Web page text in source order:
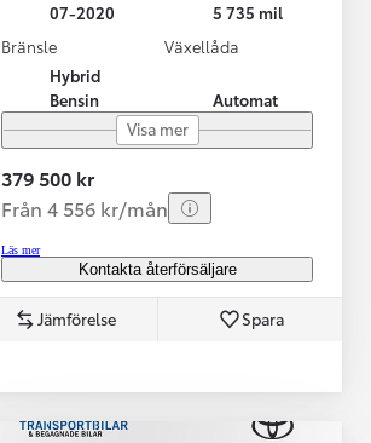
07-2020
5 735 mil
Bränsle
Hybrid
Bensin
Växellåda
Automat
Visa mer
379 500 kr
Från 4 556 kr/mån
Läs mer
Kontakta återförsäljare
Jämförelse Spara